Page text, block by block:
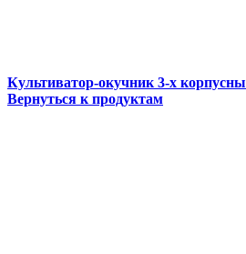
Культиватор-окучник 3-х
Вернуться к продуктам